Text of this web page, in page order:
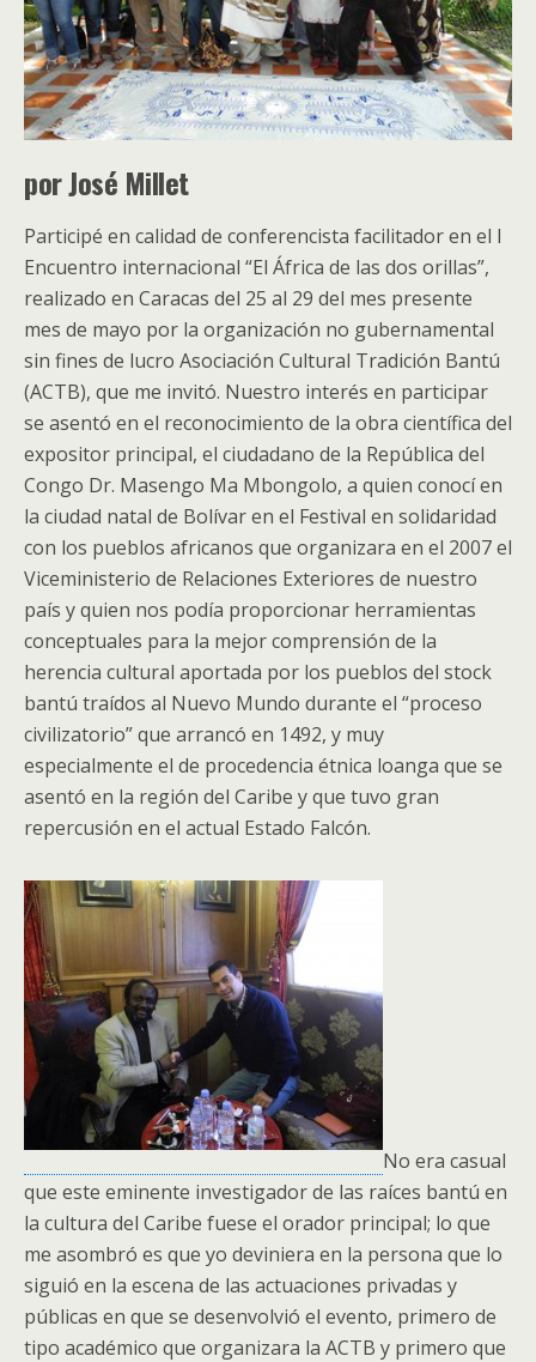
por José Millet
Participé en calidad de conferencista facilitador en el I
Encuentro internacional “El África de las dos orillas”,
realizado en Caracas del 25 al 29 del mes presente
mes de mayo por la organización no gubernamental
sin fines de lucro Asociación Cultural Tradición Bantú
(ACTB), que me invitó. Nuestro interés en participar
se asentó en el reconocimiento de la obra científica del
expositor principal, el ciudadano de la República del
Congo Dr. Masengo Ma Mbongolo, a quien conocí en
la ciudad natal de Bolívar en el Festival en solidaridad
con los pueblos africanos que organizara en el 2007 el
Viceministerio de Relaciones Exteriores de nuestro
país y quien nos podía proporcionar herramientas
conceptuales para la mejor comprensión de la
herencia cultural aportada por los pueblos del stock
bantú traídos al Nuevo Mundo durante el “proceso
civilizatorio” que arrancó en 1492, y muy
especialmente el de procedencia étnica loanga que se
asentó en la región del Caribe y que tuvo gran
repercusión en el actual Estado Falcón.
No era casual
que este eminente investigador de las raíces bantú en
la cultura del Caribe fuese el orador principal; lo que
me asombró es que yo deviniera en la persona que lo
siguió en la escena de las actuaciones privadas y
públicas en que se desenvolvió el evento, primero de
tipo académico que organizara la ACTB y primero que